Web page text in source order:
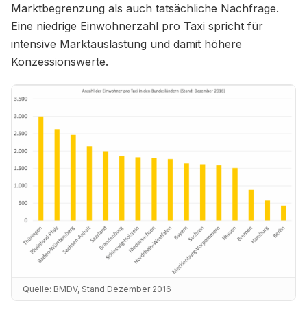
Marktbegrenzung als auch tatsächliche Nachfrage.
Eine niedrige Einwohnerzahl pro Taxi spricht für
intensive Marktauslastung und damit höhere
Konzessionswerte.
Quelle: BMDV, Stand Dezember 2016